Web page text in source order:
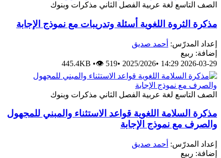
الصف التاسع لغة عربية الفصل الثاني مذكرات وبنوك
مذكرة الثروة اللغوية أسئلة وتدريبات مع نموذج الإجابة
إعداد المدرّس: أحمد صديق
إضافة: ربيع
2026-03-29 14:29
•
2025/2026
•
445.4KB •👁 519
الصف التاسع لغة عربية الفصل الثاني مذكرات وبنوك
مذكرة السلامة اللغوية قواعد الاستثناء والمبني للمجهول
والصرف مع نموذج الإجابة
إعداد المدرّس: أحمد صديق
إضافة: ربيع